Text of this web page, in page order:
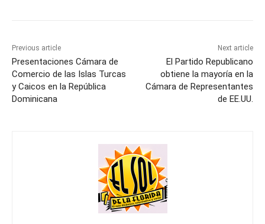
Previous article
Presentaciones Cámara de
Comercio de las Islas Turcas
y Caicos en la República
Dominicana
Next article
El Partido Republicano
obtiene la mayoría en la
Cámara de Representantes
de EE.UU.